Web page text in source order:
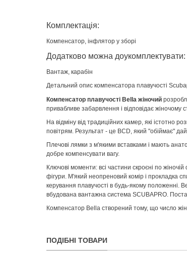
Комплектація:
Компенсатор, інфлятор у зборі
Додатково можна доукомплектувати:
Вантаж, карабін
Детальний опис компенсатора плавучості
Компенсатор плавучості Bella жіночий
привабливе забарвлення і відповідає
На відміну від традиційних камер, які істотно
повітрям. Результат - це BCD, який "обіймає"
Плечові лямки з м'якими вставками і мають
добре компенсувати вагу.
Ключові моменти: всі частини скроєні по
фігури. М'який неопреновий комір і прокладка
керування плавучості в будь-якому положенні.
вбудована вантажна система SCUBAPRO.
Компенсатор Bella створений тому, що число
ПОДІБНІ ТОВАРИ